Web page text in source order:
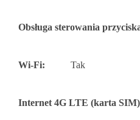
Obsługa sterowania
Wi-Fi: Tak
Internet 4G LTE (karta